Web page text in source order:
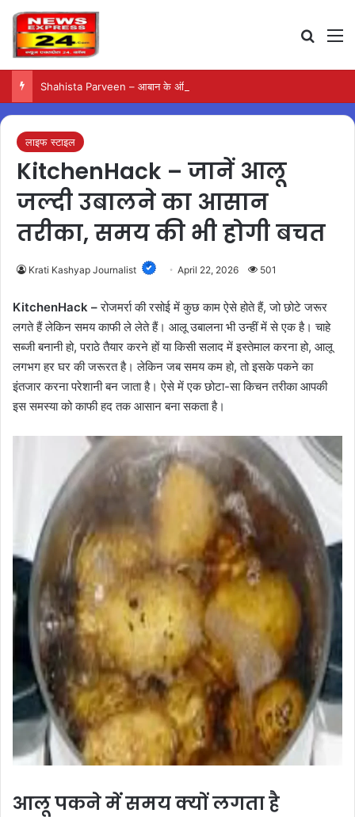
लाइफ स्टाइल
KitchenHack – जानें आलू
जल्दी उबालने का आसान
तरीका, समय की भी होगी बचत
Krati Kashyap Journalist April 22, 2026 501
KitchenHack –रोजमर्रा की रसोई में कुछ काम ऐसे होते हैं, जो छोटे जरूर
लगते हैं लेकिन समय काफी ले लेते हैं। आलू उबालना भी उन्हीं में से एक है। चाहे
सब्जी बनानी हो, पराठे तैयार करने हों या किसी सलाद में इस्तेमाल करना हो, आलू
लगभग हर घर की जरूरत है। लेकिन जब समय कम हो, तो इसके पकने का
इंतजार करना परेशानी बन जाता है। ऐसे में एक छोटा-सा किचन तरीका आपकी
इस समस्या को काफी हद तक आसान बना सकता है।
आलू पकने में समय क्यों लगता है